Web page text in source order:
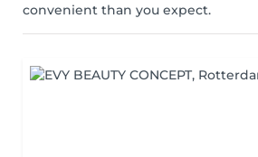
convenient than you expect.